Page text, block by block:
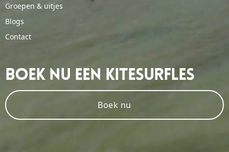
Groepen & uitjes
Blogs
Contact
Boek Nu Een Kitesurfles
Boek nu